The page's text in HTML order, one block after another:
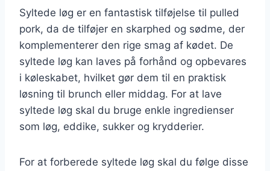
Syltede løg er en fantastisk tilføjelse til pulled
pork, da de tilføjer en skarphed og sødme, der
komplementerer den rige smag af kødet. De
syltede løg kan laves på forhånd og opbevares
i køleskabet, hvilket gør dem til en praktisk
løsning til brunch eller middag. For at lave
syltede løg skal du bruge enkle ingredienser
som løg, eddike, sukker og krydderier.
For at forberede syltede løg skal du følge disse